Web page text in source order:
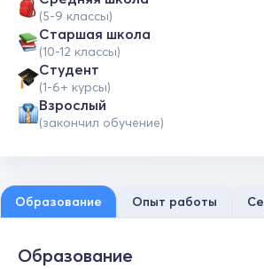
(5-9 классы)
Cтаршая школа
(10-12 классы)
Студент
(1-6+ курсы)
Взрослый
(закончил обучение)
Образование Опыт работы
Образование